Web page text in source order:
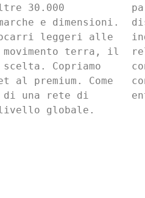
30.000
e dimensioni.
leggeri alle
movimento terra, il
Copriamo
premium. Come
di una rete di
globale.